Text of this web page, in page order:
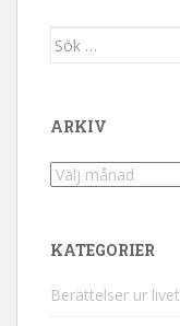
Sök efter:
ARKIV
Arkiv
KATEGORIER
Berättelser ur livet